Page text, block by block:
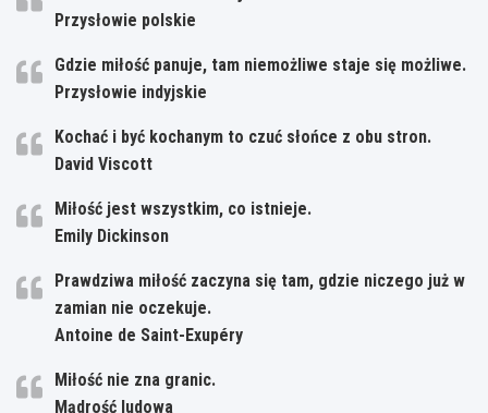
Przysłowie polskie
Gdzie miłość panuje, tam niemożliwe staje się możliwe.
Przysłowie indyjskie
Kochać i być kochanym to czuć słońce z obu stron.
David Viscott
Miłość jest wszystkim, co istnieje.
Emily Dickinson
Prawdziwa miłość zaczyna się tam, gdzie niczego już w
zamian nie oczekuje.
Antoine de Saint-Exupéry
Miłość nie zna granic.
Mądrość ludowa